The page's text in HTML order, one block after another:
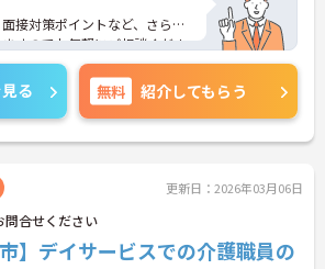
接対策ポイントなど、さらに
すのでお気軽にご相談くださ
る 無料 紹介してもらう
更新日：2026年03月06日
合せください
】デイサービスでの介護職員の